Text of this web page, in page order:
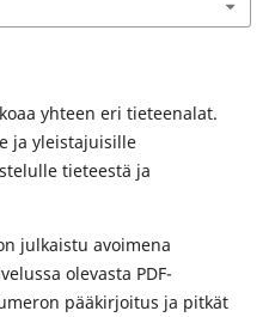
yhteen eri tieteenalat.
ja yleistajuisille
tieteestä ja
julkaistu avoimena
olevasta PDF-
pääkirjoitus ja pitkät